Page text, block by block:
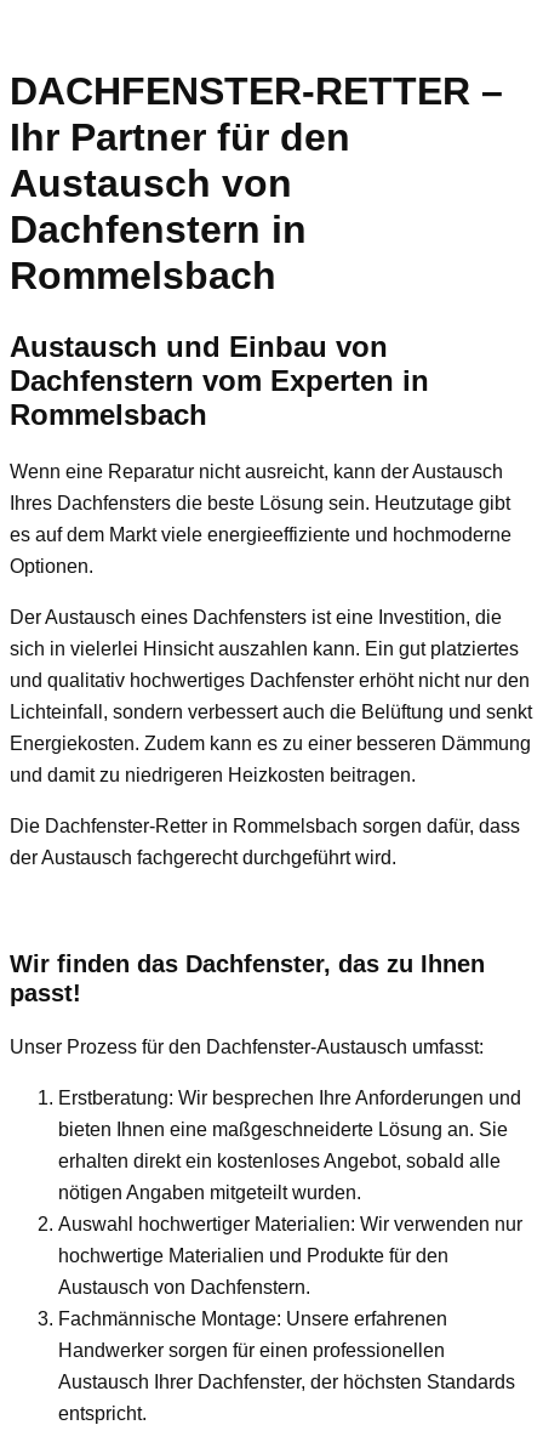
DACHFENSTER-RETTER –
Ihr Partner für den
Austausch von
Dachfenstern in
Rommelsbach
Austausch und Einbau von
Dachfenstern vom Experten in
Rommelsbach
Wenn eine Reparatur nicht ausreicht, kann der Austausch
Ihres Dachfensters die beste Lösung sein. Heutzutage gibt
es auf dem Markt viele energieeffiziente und hochmoderne
Optionen.
Der Austausch eines Dachfensters ist eine Investition, die
sich in vielerlei Hinsicht auszahlen kann. Ein gut platziertes
und qualitativ hochwertiges Dachfenster erhöht nicht nur den
Lichteinfall, sondern verbessert auch die Belüftung und senkt
Energiekosten. Zudem kann es zu einer besseren Dämmung
und damit zu niedrigeren Heizkosten beitragen.
Die Dachfenster-Retter in Rommelsbach sorgen dafür, dass
der Austausch fachgerecht durchgeführt wird.
Wir finden das Dachfenster, das zu Ihnen
passt!
Unser Prozess für den Dachfenster-Austausch umfasst:
Erstberatung: Wir besprechen Ihre Anforderungen und
bieten Ihnen eine maßgeschneiderte Lösung an. Sie
erhalten direkt ein kostenloses Angebot, sobald alle
nötigen Angaben mitgeteilt wurden.
Auswahl hochwertiger Materialien: Wir verwenden nur
hochwertige Materialien und Produkte für den
Austausch von Dachfenstern.
Fachmännische Montage: Unsere erfahrenen
Handwerker sorgen für einen professionellen
Austausch Ihrer Dachfenster, der höchsten Standards
entspricht.